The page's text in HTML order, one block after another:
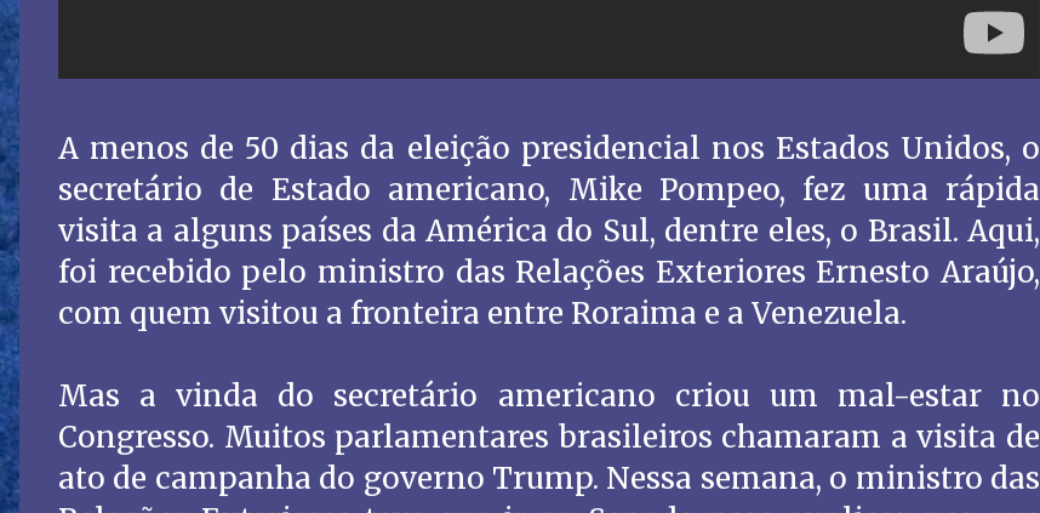
A menos de 50 dias da eleição presidencial nos Estados Unidos, o
secretário de Estado americano, Mike Pompeo, fez uma rápida
visita a alguns países da América do Sul, dentre eles, o Brasil. Aqui,
foi recebido pelo ministro das Relações Exteriores Ernesto Araújo,
com quem visitou a fronteira entre Roraima e a Venezuela.
Mas a vinda do secretário americano criou um mal-estar no
Congresso. Muitos parlamentares brasileiros chamaram a visita de
ato de campanha do governo Trump. Nessa semana, o ministro das